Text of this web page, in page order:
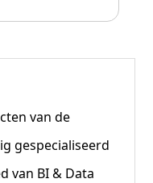
van de
gespecialiseerd
van BI & Data